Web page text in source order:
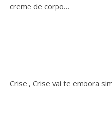
creme de corpo…
Crise , Crise vai te embora